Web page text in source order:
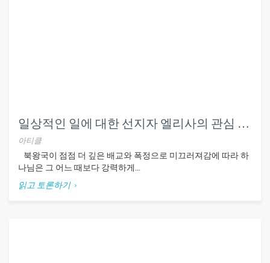
일상적인 일에 대한 선지자 엘리사의 관심 (왕하2-6장)
아티클
북왕국이 점점 더 깊은 배교와 폭정으로 미끄러져감에 따라 하
나님은 그 어느 때보다 강력하게...
읽고 토론하기